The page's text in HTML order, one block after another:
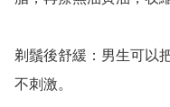
剃鬚後舒緩：男生可以
不刺激。